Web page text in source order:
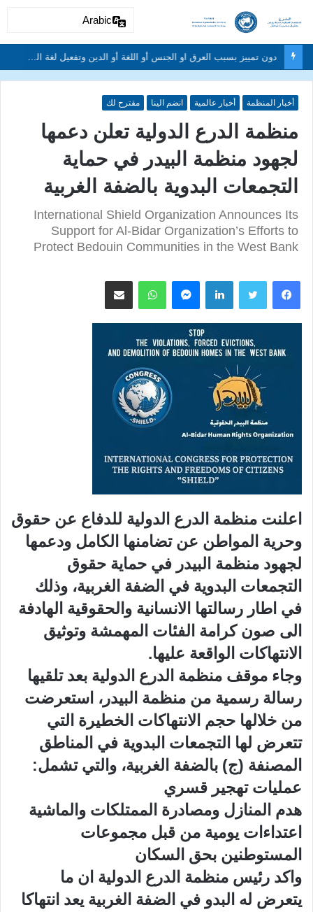
دون تمييز بسبب العرق او الجنس أو اللغة أو الدين وتفعيل لغة الحوار والتعايش السلمي ونبذ العنف والتطرف والتمييز العنصري
أخبار المنظمة أخبار عالمية انضم الينا مقترح لك
منظمة الدرع الدولية تعلن دعمها
لجهود منظمة البيدر في حماية
التجمعات البدوية بالضفة الغربية
International Shield Organization Announces Its
Support for Al-Bidar Organization’s Efforts to
Protect Bedouin Communities in the West Bank
لينكدإن ماسنجر واتساب مشاركة عبر البريد
اعلنت منظمة الدرع الدولية للدفاع عن حقوق
وحرية المواطن عن تضامنها الكامل ودعمها
لجهود منظمة البيدر في حماية حقوق
التجمعات البدوية في الضفة الغربية، وذلك
في اطار رسالتها الانسانية والحقوقية الهادفة
الى صون كرامة الفئات المهمشة وتوثيق
الانتهاكات الواقعة عليها.
وجاء موقف منظمة الدرع الدولية بعد تلقيها
رسالة رسمية من منظمة البيدر، استعرضت
من خلالها حجم الانتهاكات الخطيرة التي
تتعرض لها التجمعات البدوية في المناطق
المصنفة (ج) بالضفة الغربية، والتي تشمل:
عمليات تهجير قسري
هدم المنازل ومصادرة الممتلكات والماشية
اعتداءات يومية من قبل مجموعات
المستوطنين بحق السكان
واكد رئيس منظمة الدرع الدولية ان ما
يتعرض له البدو في الضفة الغربية يعد انتهاكا
Arabic